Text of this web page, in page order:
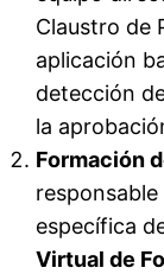
Claustro de
aplicación
detección
la
Formación
específica
Virtual de